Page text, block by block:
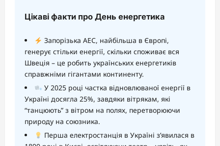
Цікаві факти про День енергетика
Запорізька АЕС, найбільша в Європі,
генерує стільки енергії, скільки споживає вся
Швеція – це робить українських енергетиків
справжніми гігантами континенту.
У 2025 році частка відновлюваної енергії в
Україні досягла 25%, завдяки вітрякам, які
“танцюють” з вітром на полях, перетворюючи
природу на союзника.
Перша електростанція в Україні з’явилася в